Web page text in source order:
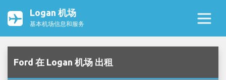
Logan 机场
基本机场信息和服务
Ford 在 Logan 机场 出租